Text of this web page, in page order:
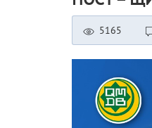
5165